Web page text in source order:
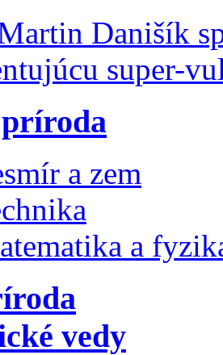
Danišík
super-
a zem
a
vedy